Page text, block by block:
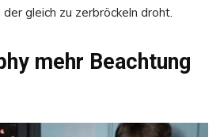
gleich zu zerbröckeln droht.
mehr Beachtung